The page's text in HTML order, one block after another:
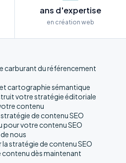
ans d'expertise
en création web
carburant du référencement
cartographie sémantique
votre stratégie éditoriale
contenu
de contenu SEO
pour votre contenu SEO
nous
stratégie de contenu SEO
dès maintenant